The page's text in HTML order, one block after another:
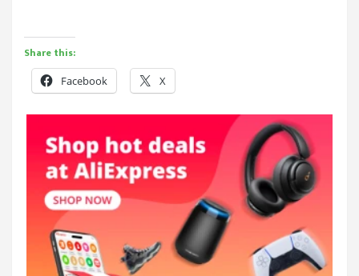
Share this:
Facebook X